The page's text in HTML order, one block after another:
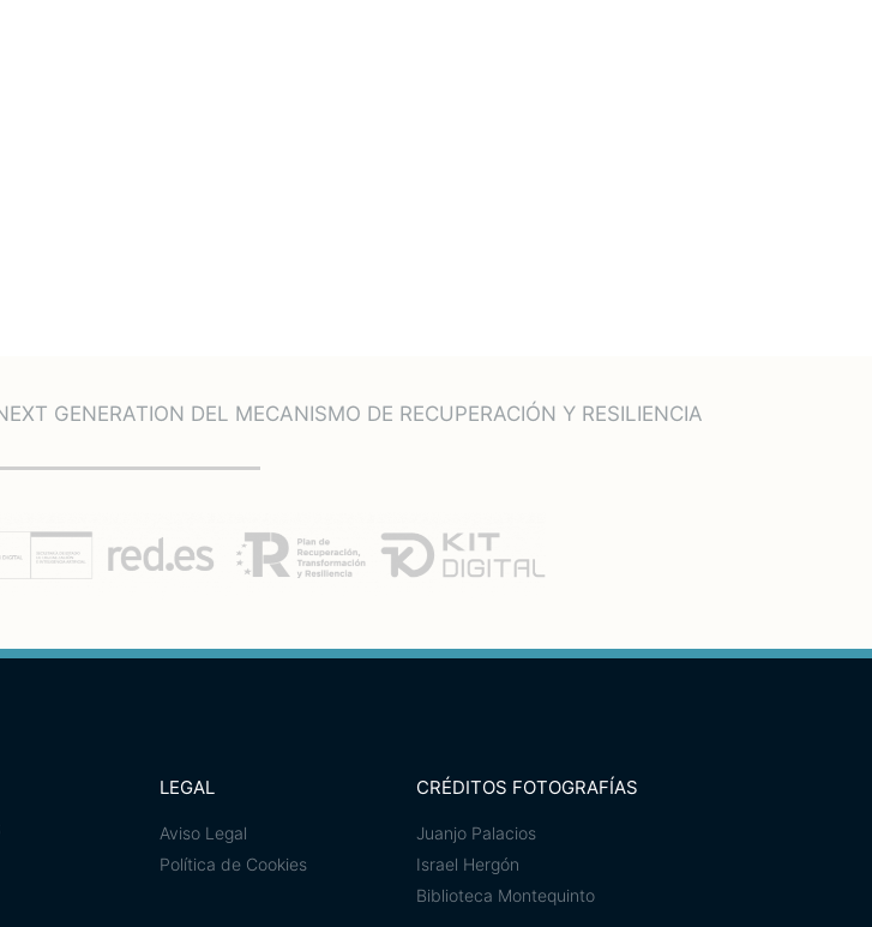
GENERATION DEL MECANISMO DE RECUPERACIÓN Y RESILIENCIA
LEGAL
Aviso Legal
Política de Cookies
CRÉDITOS FOTOGRAFÍAS
Juanjo Palacios
Israel Hergón
Biblioteca Montequinto